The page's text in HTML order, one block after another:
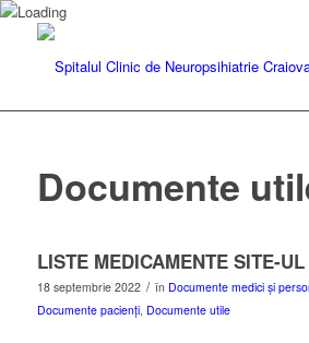
Documente
LISTE MEDICAMENTE SITE-
18 septembrie 2022 / în Documente medici și
Documente pacienți, Documente utile